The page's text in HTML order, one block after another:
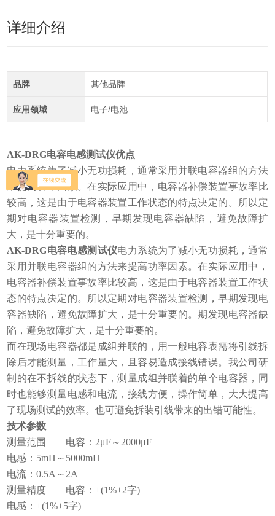
详细介绍
品牌 其他品牌
应用领域 电子/电池
AK-DRG电容电感测试仪优点
电力系统为了减小无功损耗，通常采用并联电容器组的方法
来提高功率因素。在实际应用中，电容器补偿装置事故率比
较高，这是由于电容器装置工作状态的特点决定的。所以定
期对电容器装置检测，早期发现电容器缺陷，避免故障扩
大，是十分重要的。
AK-DRG电容电感测试仪电力系统为了减小无功损耗，通常
采用并联电容器组的方法来提高功率因素。在实际应用中，
电容器补偿装置事故率比较高，这是由于电容器装置工作状
态的特点决定的。所以定期对电容器装置检测，早期发现电
容器缺陷，避免故障扩大，是十分重要的。期发现电容器缺
陷，避免故障扩大，是十分重要的。
而在现场电容器都是成组并联的，用一般电容表需将引线拆
除后才能测量，工作量大，且容易造成接线错误。我公司研
制的在不拆线的状态下，测量成组并联着的单个电容器，同
时也能够测量电感和电流，接线方便，操作简单，大大提高
了现场测试的效率。也可避免拆装引线带来的出错可能性。
技术参数
测量范围 电容：2μF～2000μF
电感：5mH～5000mH
电流：0.5A～2A
测量精度 电容：±(1%+2字)
电感：±(1%+5字)